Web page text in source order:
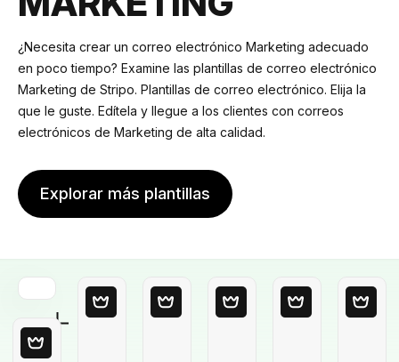
¿Necesita crear un correo electrónico Marketing adecuado
en poco tiempo? Examine las plantillas de correo electrónico
Marketing de Stripo. Plantillas de correo electrónico. Elija la
que le guste. Edítela y llegue a los clientes con correos
electrónicos de Marketing de alta calidad.
Explorar más plantillas